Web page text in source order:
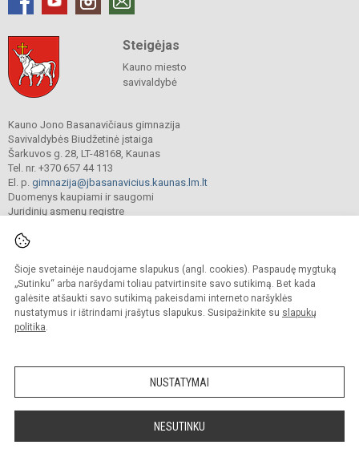
Šioje svetainėje naudojame slapukus (angl. cookies). Paspaudę mygtuką
„Sutinku“ arba naršydami toliau patvirtinsite savo sutikimą. Bet kada
galėsite atšaukti savo sutikimą pakeisdami interneto naršyklės
nustatymus ir ištrindami įrašytus slapukus. Susipažinkite su slapukų
politika.
NUSTATYMAI
NESUTINKU
Steigėjas
Kauno miesto
savivaldybė
Kauno Jono Basanavičiaus gimnazija
Savivaldybės Biudžetinė įstaiga
Šarkuvos g. 28, LT-48168, Kaunas
Tel. nr. +370 657 44 113
El. p. gimnazija@jbasanavicius.kaunas.lm.lt
Duomenys kaupiami ir saugomi
Juridinių asmenų registre
© 2018. Kauno Jono Basanavičiaus gimnazija. Visos teisės saugomos.
Kopijuoti turinį be raštiško gimnazijos sutikimo griežtai draudžiama.
Versija neįgaliesiems Slapukų valdymas